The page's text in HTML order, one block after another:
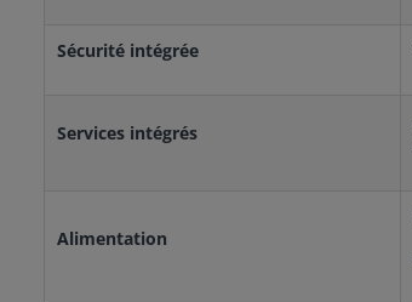
Sécurité intégrée
Services intégrés
Alimentation